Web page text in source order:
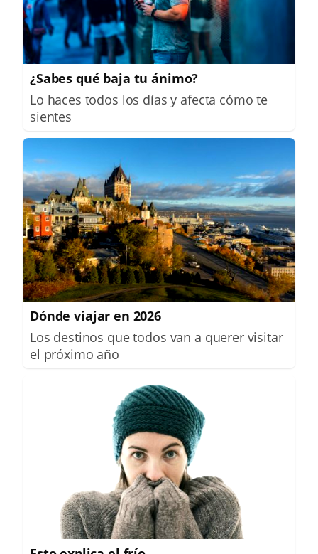
¿Sabes qué baja tu ánimo?
Lo haces todos los días y afecta cómo te
sientes
Dónde viajar en 2026
Los destinos que todos van a querer visitar
el próximo año